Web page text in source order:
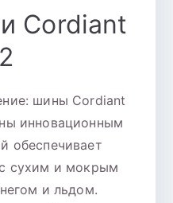
Cordiant
шины Cordiant
инновационным
обеспечивает
сухим и мокрым
и льдом.